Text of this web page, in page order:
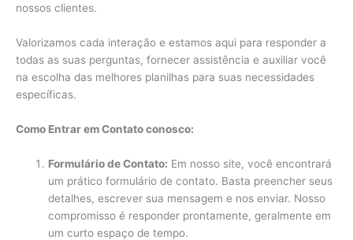
nossos clientes.
Valorizamos cada interação e estamos aqui para responder a
todas as suas perguntas, fornecer assistência e auxiliar você
na escolha das melhores planilhas para suas necessidades
específicas.
Como Entrar em Contato conosco:
Formulário de Contato: Em nosso site, você encontrará
um prático formulário de contato. Basta preencher seus
detalhes, escrever sua mensagem e nos enviar. Nosso
compromisso é responder prontamente, geralmente em
um curto espaço de tempo.